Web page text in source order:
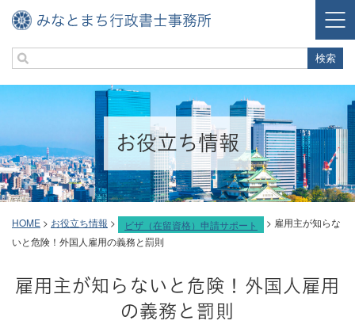
お役立ち情報
HOME > お役立ち情報 > ビザ（在留資格）申請サポート > 雇用主が知らな
いと危険！外国人雇用の義務と罰則
雇用主が知らないと危険！外国人雇用
の義務と罰則